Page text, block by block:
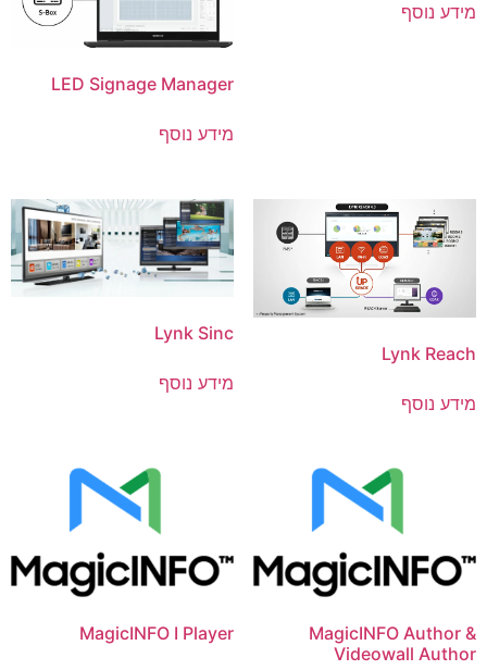
מידע נוסף
LED Signage Manager
מידע נוסף
Lynk Reach
מידע נוסף
Lynk Sinc
מידע נוסף
MagicINFO Author &
Videowall Author
MagicINFO I Player